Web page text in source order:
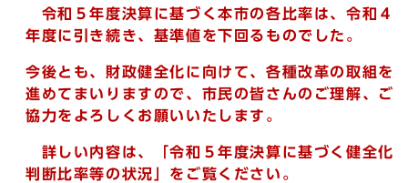
令和５年度決算に基づく本市の各比率は、令和４
年度に引き続き、基準値を下回るものでした。
今後とも、財政健全化に向けて、各種改革の取組を
進めてまいりますので、市民の皆さんのご理解、ご
協力をよろしくお願いいたします。
詳しい内容は、「令和５年度決算に基づく健全化
判断比率等の状況」をご覧ください。